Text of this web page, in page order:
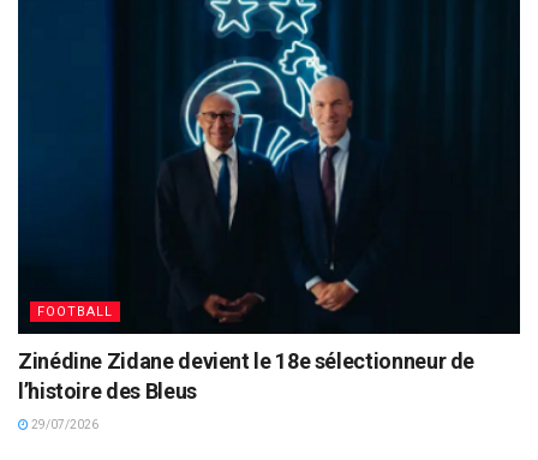
FOOTBALL
Zinédine Zidane devient le 18e sélectionneur de
l’histoire des Bleus
29/07/2026